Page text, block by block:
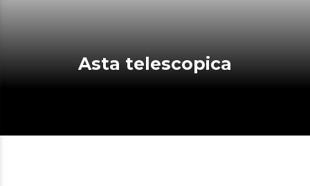
Asta telescopica